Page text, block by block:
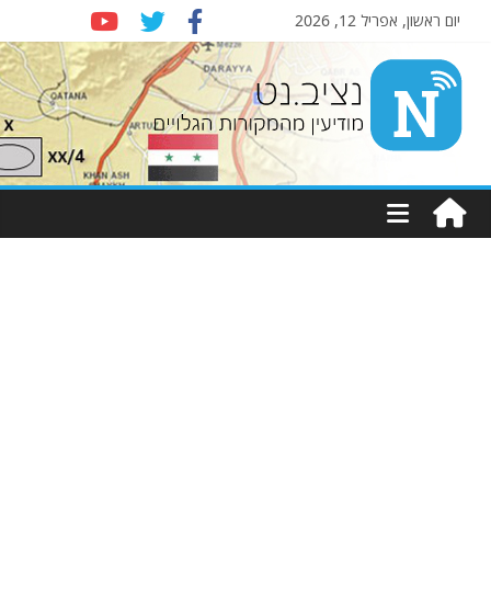
יום ראשון, אפריל 12, 2026
Nziv.net
מודיעין
מהמקורות